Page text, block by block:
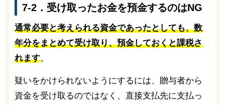
7-2．受け取ったお金を預金するのはNG
通常必要と考えられる資金であったとしても、数
年分をまとめて受け取り、預金しておくと課税さ
れます。
疑いをかけられないようにするには、贈与者から
資金を受け取るのではなく、直接支払先に支払っ